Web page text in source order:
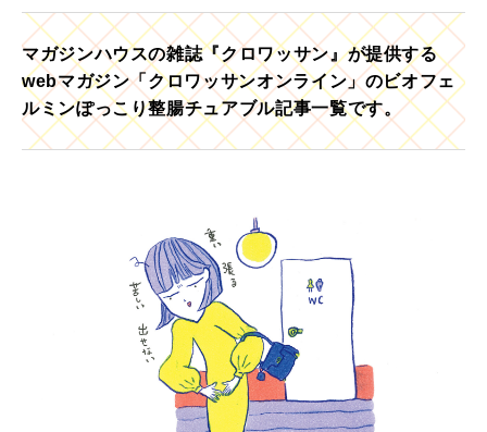
マガジンハウスの雑誌『クロワッサン』が提供する
webマガジン「クロワッサンオンライン」のビオフェ
ルミンぽっこり整腸チュアブル記事一覧です。